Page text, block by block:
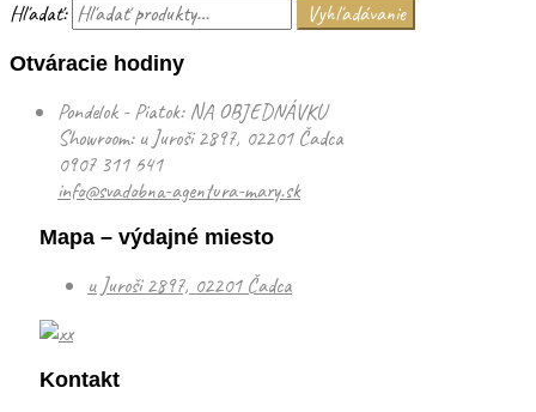
Hľadať:
Vyhľadávanie
Otváracie hodiny
Pondelok - Piatok: NA OBJEDNÁVKU
Showroom: u Juroši 2897, 02201 Čadca
0907 311 641
info@svadobna-agentura-mary.sk
Mapa – výdajné miesto
u Juroši 2897, 02201 Čadca
Kontakt